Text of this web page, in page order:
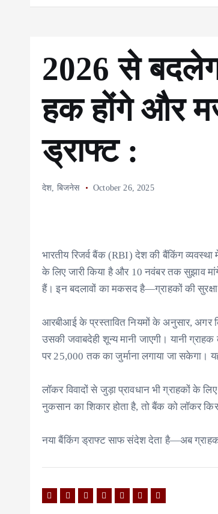
2026 से
हक होंगे और
ड्राफ्ट :
देश, बिजनेस October 26, 2025
भारतीय रिजर्व बैंक (RBI) देश की बैंकिंग
के लिए जारी किया है और 10 नवंबर तक सुझाव
हैं। इन बदलावों का मकसद है—ग्राहकों की
आरबीआई के प्रस्तावित नियमों के अनुसार, अगर
उसकी जवाबदेही शून्य मानी जाएगी। यानी
पर 25,000 तक का जुर्माना लगाया जा सकेगा।
लॉकर विवादों से जुड़ा प्रावधान भी ग्राहकों के
नुकसान का शिकार होता है, तो बैंक को लॉकर
नया बैंकिंग ड्राफ्ट साफ संदेश देता है—अब ग्राहक